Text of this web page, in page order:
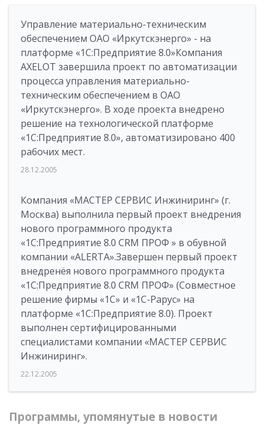
Управление материально-техническим
обеспечением ОАО «Иркутскэнерго» - на
платформе «1С:Предприятие 8.0»Компания
AXELOT завершила проект по автоматизации
процесса управления материально-
техническим обеспечением в ОАО
«Иркутскэнерго». В ходе проекта внедрено
решение на технологической платформе
«1С:Предприятие 8.0», автоматизировано 400
рабочих мест.
28.12.2005
Компания «МАСТЕР СЕРВИС Инжиниринг» (г.
Москва) выполнила первый проект внедрения
нового программного продукта
«1С:Предприятие 8.0 CRM ПРОФ » в обувной
компании «ALERTA».Завершен первый проект
внедренёя нового программного продукта
«1С:Предприятие 8.0 CRM ПРОФ» (Совместное
решение фирмы «1С» и «1С-Рарус» на
платформе «1С:Предприятие 8.0). Проект
выполнен сертифицированными
специалистами компании «МАСТЕР СЕРВИС
Инжиниринг».
22.12.2005
Программы, упомянутые в новости